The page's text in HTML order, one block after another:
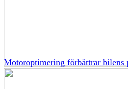
Motoroptimering förbättrar bilens